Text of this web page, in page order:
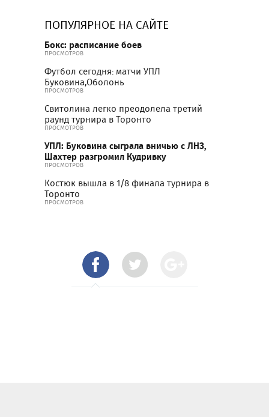
ПОПУЛЯРНОЕ НА САЙТЕ
Бокс: расписание боев
ПРОСМОТРОВ
Футбол сегодня: матчи УПЛ
Буковина,Оболонь
ПРОСМОТРОВ
Свитолина легко преодолела третий
раунд турнира в Торонто
ПРОСМОТРОВ
УПЛ: Буковина сыграла вничью с ЛНЗ,
Шахтер разгромил Кудривку
ПРОСМОТРОВ
Костюк вышла в 1/8 финала турнира в
Торонто
ПРОСМОТРОВ